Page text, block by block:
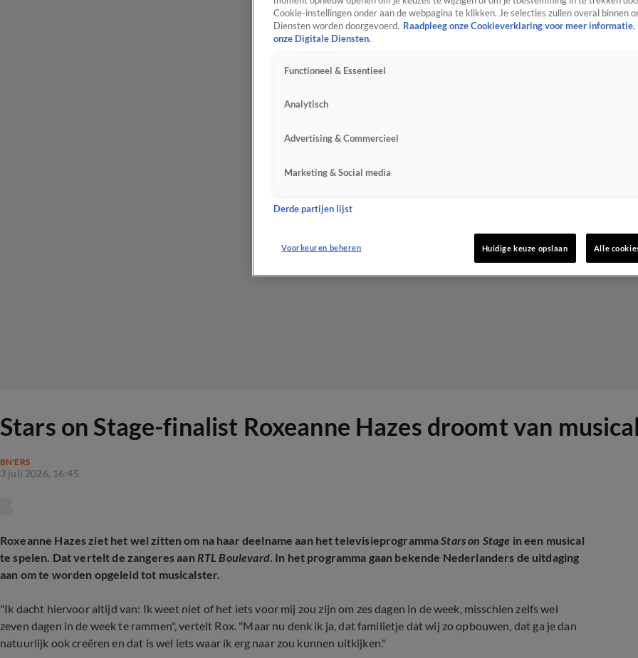
Stars on Stage-finalist Roxeanne Hazes droomt van
BN'ERS
3 juli 2026, 16:45
Roxeanne Hazes ziet het wel zitten om na haar deelname aan het televisieprogrammaStars on Stage in een musical
te spelen. Dat vertelt de zangeres aan RTL Boulevard. In het programma gaan bekende Nederlanders de uitdaging
aan om te worden opgeleid tot musicalster.
"Ik dacht hiervoor altijd van: Ik weet niet of het iets voor mij zou zijn om zes dagen in de week, misschien zelfs wel
zeven dagen in de week te rammen", vertelt Rox. "Maar nu denk ik ja, dat familietje dat wij zo opbouwen, dat ga je dan
natuurlijk ook creëren en dat is wel iets waar ik erg naar zou kunnen uitkijken."
Cookie-instellingen onder aan de webpagina te klikken. Je selecties zullen overal binnen
Diensten worden doorgevoerd. Raadpleeg onze Cookieverklaring voor meer informatie.
onze Digitale Diensten.
Functioneel & Essentieel
Analytisch
Advertising & Commercieel
Marketing & Social media
Derde partijen lijst
Voorkeuren beheren Huidige keuze opslaan Alle